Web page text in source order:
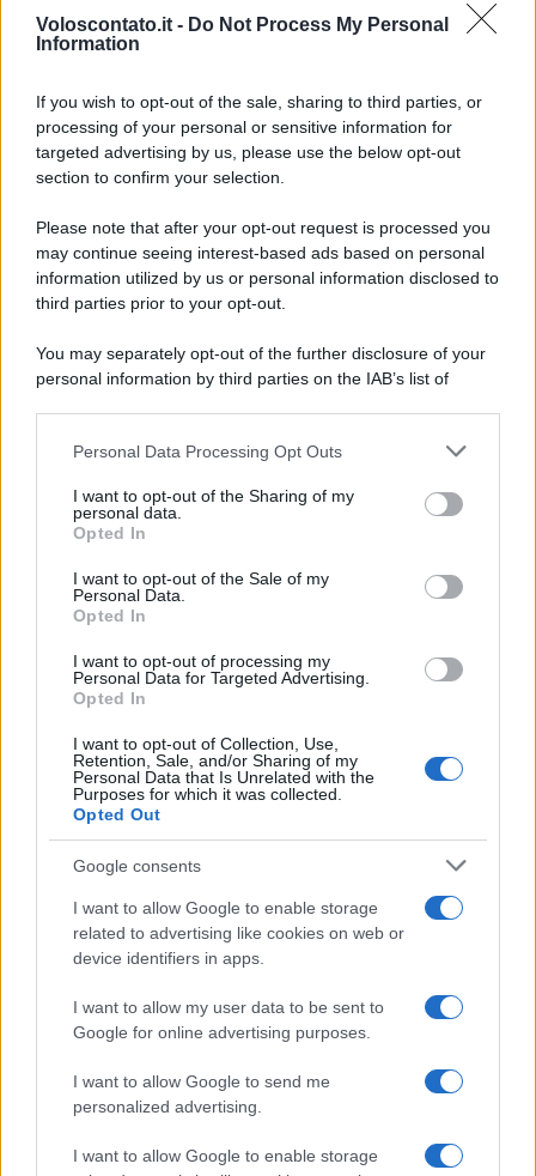
Voloscontato.it - Do Not Process My Personal
Information
If you wish to opt-out of the sale, sharing to third parties, or
processing of your personal or sensitive information for
targeted advertising by us, please use the below opt-out
section to confirm your selection.
Please note that after your opt-out request is processed you
may continue seeing interest-based ads based on personal
information utilized by us or personal information disclosed to
third parties prior to your opt-out.
You may separately opt-out of the further disclosure of your
personal information by third parties on the IAB’s list of
This information may also be disclosed by us to third parties
disclose it to other third parties.
Please note that this website/app uses one or more Google
services and may gather and store information including but
not limited to your visit or usage behaviour. You may click to
grant or deny consent to Google and its third-party tags to
consent section.
Personal Data Processing Opt Outs
I want to opt-out of the Sharing of my
personal data.
Opted In
I want to opt-out of the Sale of my
Personal Data.
Opted In
I want to opt-out of processing my
Personal Data for Targeted Advertising.
Opted In
I want to opt-out of Collection, Use,
Retention, Sale, and/or Sharing of my
Personal Data that Is Unrelated with the
Purposes for which it was collected.
Opted Out
Google consents
I want to allow Google to enable storage
related to advertising like cookies on web or
device identifiers in apps.
I want to allow my user data to be sent to
Google for online advertising purposes.
I want to allow Google to send me
personalized advertising.
I want to allow Google to enable storage
ITALIA
Sempre più italiani scelgono questa
destinazione per una vacanza breve (e senza
spendere troppo)
Lo sapevi che...
Regno Unito: il paesaggio lascia senza
fiato
Non solo Scala dei Turchi: c’è un’altra
meraviglia che conquista al primo
sguardo
Non è quello di Arcugnano: il vero
anfiteatro romano del Veneto si trova
CHI
SIAMO
PARTNERSHIP E
ACCREDITAMENTI